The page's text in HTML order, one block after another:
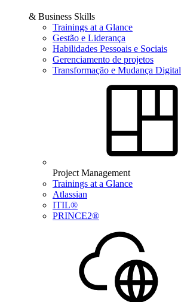
& Business Skills
Trainings at a Glance
Gestão e Liderança
Habilidades Pessoais e Sociais
Gerenciamento de projetos
Transformação e Mudança Digital
Project Management
Trainings at a Glance
Atlassian
ITIL®
PRINCE2®